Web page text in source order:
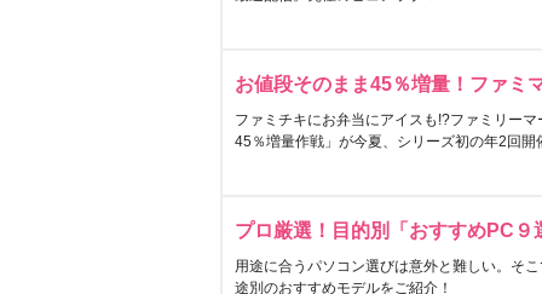
お値段そのまま45％増量！ファミ
ファミチキにお弁当にアイスも!?ファミリー
45％増量作戦」が今夏、シリーズ初の年2回開
プロ厳選！目的別「おすすめPC９
用途に合うパソコン選びは意外と難しい。そ
途別のおすすめモデルをご紹介！